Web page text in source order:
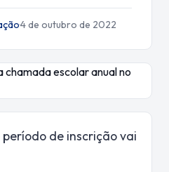
·4 de outubro de 2022
de inscrição vai